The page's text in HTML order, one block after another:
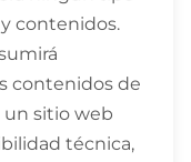
contenidos.
contenidos de
sitio web
técnica,